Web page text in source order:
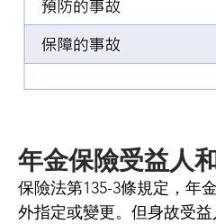
年金保險受益人
保險法第135-3條規定，年
外指定或變更。但身故受